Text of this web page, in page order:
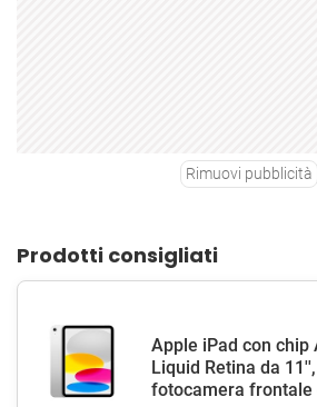
Rimuovi pubblicità
Prodotti consigliati
Apple iPad con chip
Liquid Retina da
fotocamera frontale